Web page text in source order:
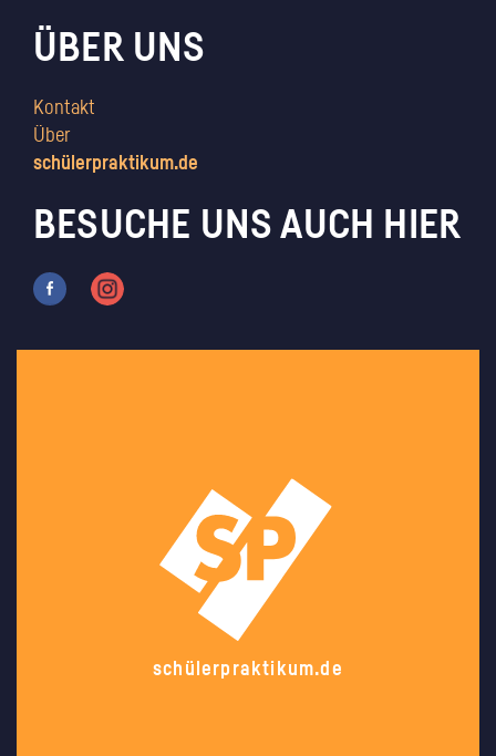
ÜBER UNS
Kontakt
Über
schülerpraktikum.de
BESUCHE UNS AUCH HIER
schülerpraktikum.de